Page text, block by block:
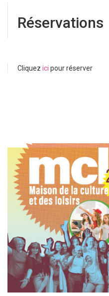
Réservations
Cliquez ici pour réserver